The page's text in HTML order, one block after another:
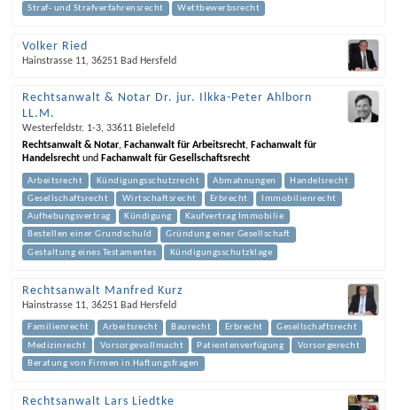
Straf- und Strafverfahrensrecht
Wettbewerbsrecht
Volker Ried
Hainstrasse 11, 36251 Bad Hersfeld
Rechtsanwalt & Notar Dr. jur. Ilkka-Peter Ahlborn
LL.M.
Westerfeldstr. 1-3, 33611 Bielefeld
Rechtsanwalt & Notar, Fachanwalt für Arbeitsrecht, Fachanwalt für
Handelsrechtund Fachanwalt für Gesellschaftsrecht
Arbeitsrecht Kündigungsschutzrecht Abmahnungen
Handelsrecht
Gesellschaftsrecht
Wirtschaftsrecht Erbrecht
Immobilienrecht
Aufhebungsvertrag
Kündigung
Kaufvertrag Immobilie
Bestellen einer Grundschuld
Gründung einer Gesellschaft
Gestaltung eines Testamentes
Kündigungsschutzklage
Rechtsanwalt Manfred Kurz
Hainstrasse 11, 36251 Bad Hersfeld
Familienrecht Arbeitsrecht Baurecht Erbrecht
Gesellschaftsrecht
Medizinrecht
Vorsorgevollmacht Patientenverfügung
Vorsorgerecht
Beratung von Firmen in Haftungsfragen
Rechtsanwalt Lars Liedtke